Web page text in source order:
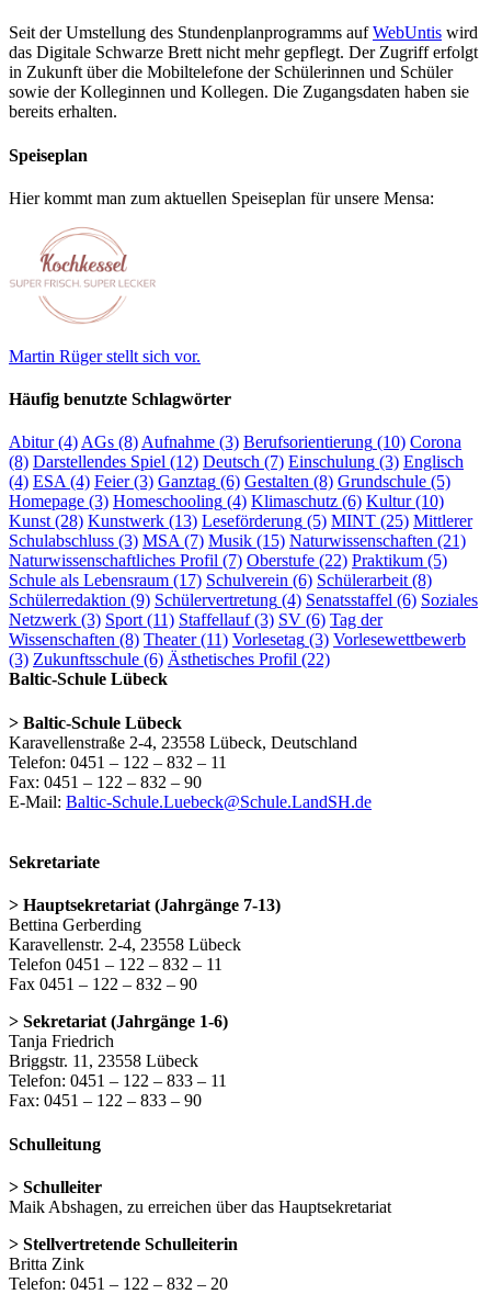
Seit der Umstellung des Stundenplanprogramms aufWebUntis wird
das Digitale Schwarze Brett nicht mehr gepflegt. Der Zugriff erfolgt
in Zukunft über die Mobiltelefone der Schülerinnen und Schüler
sowie der Kolleginnen und Kollegen. Die Zugangsdaten haben sie
bereits erhalten.
Speiseplan
Hier kommt man zum aktuellen Speiseplan für unsere Mensa:
Martin Rüger stellt sich vor.
Häufig benutzte Schlagwörter
Abitur(4)AGs (8)Aufnahme (3) Berufsorientierung (10) Corona
(8) Darstellendes Spiel (12) Deutsch (7) Einschulung (3) Englisch
(4) ESA(4) Feier(3) Ganztag (6) Gestalten (8) Grundschule (5)
Homepage (3) Homeschooling (4) Klimaschutz (6) Kultur(10)
Kunst(28) Kunstwerk (13) Leseförderung (5) MINT (25) Mittlerer
Schulabschluss (3) MSA(7) Musik (15) Naturwissenschaften (21)
Naturwissenschaftliches Profil (7) Oberstufe (22) Praktikum (5)
Schule als Lebensraum (17) Schulverein (6) Schülerarbeit(8)
Schülerredaktion (9) Schülervertretung (4) Senatsstaffel (6) Soziales
Netzwerk (3) Sport(11) Staffellauf(3) SV (6) Tag der
Wissenschaften (8) Theater(11) Vorlesetag (3) Vorlesewettbewerb
(3) Zukunftsschule (6) Ästhetisches Profil (22)
Baltic-Schule Lübeck
> Baltic-Schule Lübeck
Karavellenstraße 2-4, 23558 Lübeck, Deutschland
Telefon: 0451 – 122 – 832 – 11
Fax: 0451 – 122 – 832 – 90
E-Mail: Baltic-Schule.Luebeck@Schule.LandSH.de
Sekretariate
> Hauptsekretariat (Jahrgänge 7-13)
Bettina Gerberding
Karavellenstr. 2-4, 23558 Lübeck
Telefon 0451 – 122 – 832 – 11
Fax 0451 – 122 – 832 – 90
> Sekretariat (Jahrgänge 1-6)
Tanja Friedrich
Briggstr. 11, 23558 Lübeck
Telefon: 0451 – 122 – 833 – 11
Fax: 0451 – 122 – 833 – 90
Schulleitung
> Schulleiter
Maik Abshagen, zu erreichen über das Hauptsekretariat
> Stellvertretende Schulleiterin
Britta Zink
Telefon: 0451 – 122 – 832 – 20